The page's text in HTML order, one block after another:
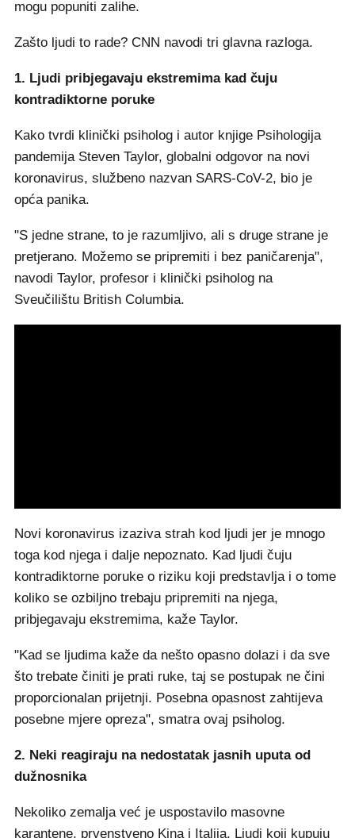
mogu popuniti zalihe.
Zašto ljudi to rade? CNN navodi tri glavna razloga.
1. Ljudi pribjegavaju ekstremima kad čuju
kontradiktorne poruke
Kako tvrdi klinički psiholog i autor knjige Psihologija
pandemija Steven Taylor, globalni odgovor na novi
koronavirus, službeno nazvan SARS-CoV-2, bio je
opća panika.
"S jedne strane, to je razumljivo, ali s druge strane je
pretjerano. Možemo se pripremiti i bez paničarenja",
navodi Taylor, profesor i klinički psiholog na
Sveučilištu British Columbia.
Novi koronavirus izaziva strah kod ljudi jer je mnogo
toga kod njega i dalje nepoznato. Kad ljudi čuju
kontradiktorne poruke o riziku koji predstavlja i o tome
koliko se ozbiljno trebaju pripremiti na njega,
pribjegavaju ekstremima, kaže Taylor.
"Kad se ljudima kaže da nešto opasno dolazi i da sve
što trebate činiti je prati ruke, taj se postupak ne čini
proporcionalan prijetnji. Posebna opasnost zahtijeva
posebne mjere opreza", smatra ovaj psiholog.
2. Neki reagiraju na nedostatak jasnih uputa od
dužnosnika
Nekoliko zemalja već je uspostavilo masovne
karantene, prvenstveno Kina i Italija. Ljudi koji kupuju